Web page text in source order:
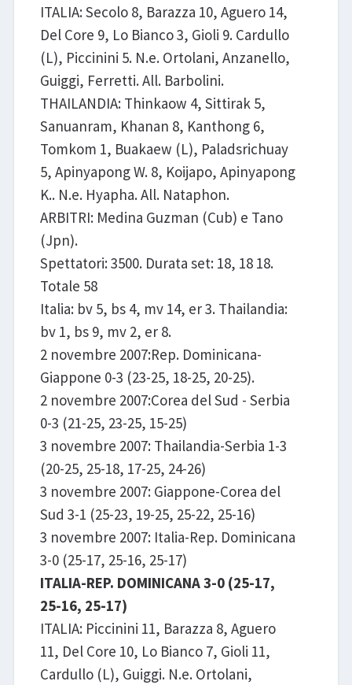
ITALIA: Secolo 8, Barazza 10, Aguero 14,
Del Core 9, Lo Bianco 3, Gioli 9. Cardullo
(L), Piccinini 5. N.e. Ortolani, Anzanello,
Guiggi, Ferretti. All. Barbolini.
THAILANDIA: Thinkaow 4, Sittirak 5,
Sanuanram, Khanan 8, Kanthong 6,
Tomkom 1, Buakaew (L), Paladsrichuay
5, Apinyapong W. 8, Koijapo, Apinyapong
K.. N.e. Hyapha. All. Nataphon.
ARBITRI: Medina Guzman (Cub) e Tano
(Jpn).
Spettatori: 3500. Durata set: 18, 18 18.
Totale 58
Italia: bv 5, bs 4, mv 14, er 3. Thailandia:
bv 1, bs 9, mv 2, er 8.
2 novembre 2007:Rep. Dominicana-
Giappone 0-3 (23-25, 18-25, 20-25).
2 novembre 2007:Corea del Sud - Serbia
0-3 (21-25, 23-25, 15-25)
3 novembre 2007: Thailandia-Serbia 1-3
(20-25, 25-18, 17-25, 24-26)
3 novembre 2007: Giappone-Corea del
Sud 3-1 (25-23, 19-25, 25-22, 25-16)
3 novembre 2007: Italia-Rep. Dominicana
3-0 (25-17, 25-16, 25-17)
ITALIA-REP. DOMINICANA 3-0 (25-17,
25-16, 25-17)
ITALIA: Piccinini 11, Barazza 8, Aguero
11, Del Core 10, Lo Bianco 7, Gioli 11,
Cardullo (L), Guiggi. N.e. Ortolani,